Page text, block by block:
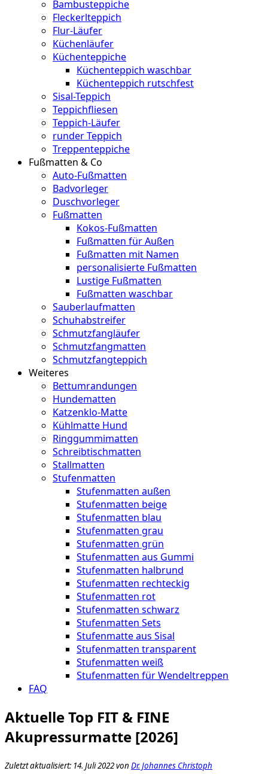
Bambusteppiche
Fleckerlteppich
Flur-Läufer
Küchenläufer
Küchenteppiche
Küchenteppich waschbar
Küchenteppich rutschfest
Sisal-Teppich
Teppichfliesen
Teppich-Läufer
runder Teppich
Treppenteppiche
Fußmatten & Co
Auto-Fußmatten
Badvorleger
Duschvorleger
Fußmatten
Kokos-Fußmatten
Fußmatten für Außen
Fußmatten mit Namen
personalisierte Fußmatten
Lustige Fußmatten
Fußmatten waschbar
Sauberlaufmatten
Schuhabstreifer
Schmutzfangläufer
Schmutzfangmatten
Schmutzfangteppich
Weiteres
Bettumrandungen
Hundematten
Katzenklo-Matte
Kühlmatte Hund
Ringgummimatten
Schreibtischmatten
Stallmatten
Stufenmatten
Stufenmatten außen
Stufenmatten beige
Stufenmatten blau
Stufenmatten grau
Stufenmatten grün
Stufenmatten aus Gummi
Stufenmatten halbrund
Stufenmatten rechteckig
Stufenmatten rot
Stufenmatten schwarz
Stufenmatten Sets
Stufenmatte aus Sisal
Stufenmatten transparent
Stufenmatten weiß
Stufenmatten für Wendeltreppen
FAQ
Aktuelle Top FIT & FINE
Akupressurmatte [2026]
Zuletzt aktualisiert: 14. Juli 2022 von Dr. Johannes Christoph